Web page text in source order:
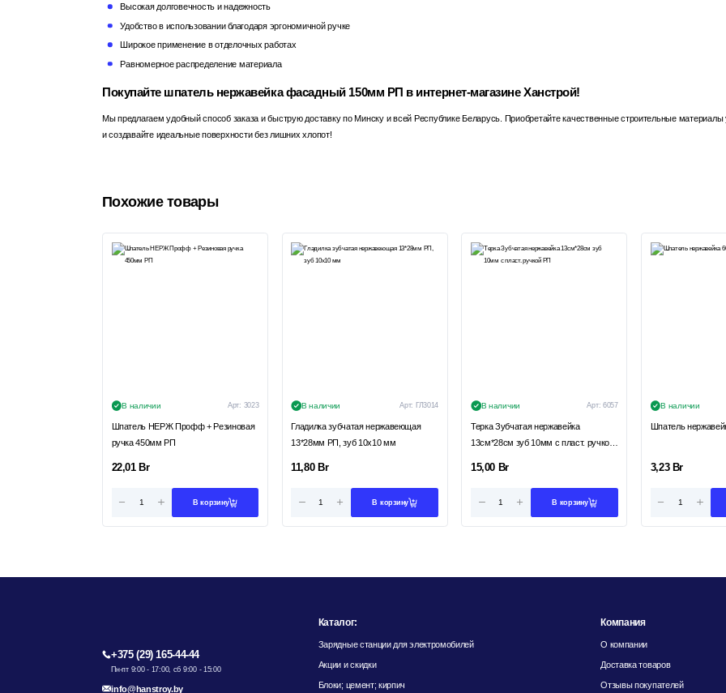
Высокая долговечность и надежность
Удобство в использовании благодаря эргономичной ручке
Широкое применение в отделочных работах
Равномерное распределение материала
Покупайте шпатель нержавейка фасадный 150мм РП в интернет-магазине Ханстрой!
Мы предлагаем удобный способ заказа и быструю доставку по Минску и всей Республике Беларусь. Приобретайте качественные строительные материалы
и создавайте идеальные поверхности без лишних хлопот!
Похожие товары
В наличии Арт: 3023
Шпатель НЕРЖ Профф + Резиновая
ручка 450мм РП
22,01 Br
В корзину
В наличии Арт: ГЛ3014
Гладилка зубчатая нержавеющая
13*28мм РП, зуб 10х10 мм
11,80 Br
В корзину
В наличии Арт: 6057
Терка Зубчатая нержавейка
13см*28см зуб 10мм с пласт. ручкой
15,00 Br
В корзину
В наличии
3,23 Br
+375 (29) 165-44-44
Пн-пт 9:00 - 17:00, сб 9:00 - 15:00
info@hanstroy.by
Каталог:
Зарядные станции для электромобилей
Акции и скидки
Блоки; цемент; кирпич
Компания
О компании
Доставка товаров
Отзывы покупателей